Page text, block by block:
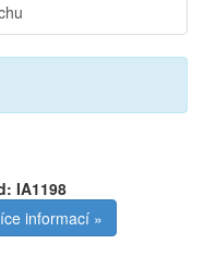
IA1198
informací »